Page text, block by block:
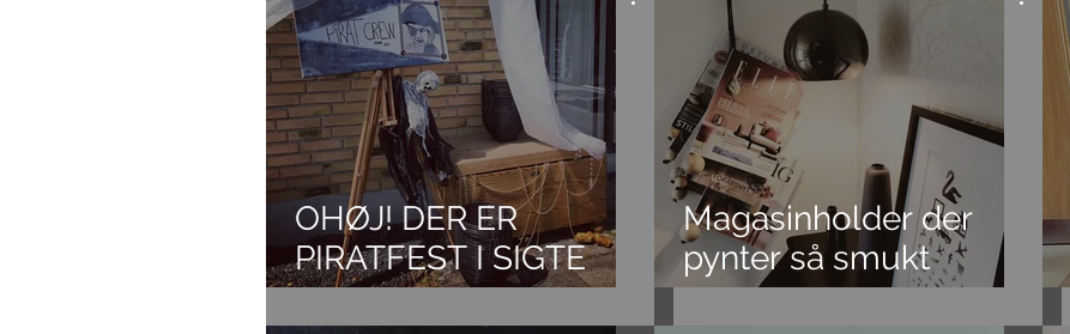
OHØJ! DER ER
PIRATFEST I SIGTE
Magasinholder der
pynter så smukt